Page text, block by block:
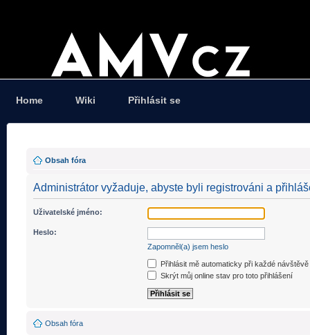
Home Wiki Přihlásit se
Obsah fóra
Administrátor vyžaduje, abyste byli registrováni a
Uživatelské jméno:
Heslo:
Zapomněl(a) jsem heslo
Přihlásit mě automaticky při každé návštěvě
Skrýt můj online stav pro toto přihlášení
Obsah fóra